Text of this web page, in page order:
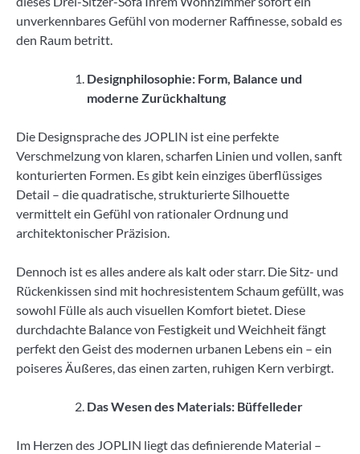
unverkennbares Gefühl von moderner Raffinesse, sobald es
den Raum betritt.
Designphilosophie: Form, Balance und
moderne Zurückhaltung
Die Designsprache des JOPLIN ist eine perfekte
Verschmelzung von klaren, scharfen Linien und vollen, sanft
konturierten Formen. Es gibt kein einziges überflüssiges
Detail – die quadratische, strukturierte Silhouette
vermittelt ein Gefühl von rationaler Ordnung und
architektonischer Präzision.
Dennoch ist es alles andere als kalt oder starr. Die Sitz- und
Rückenkissen sind mit hochresistentem Schaum gefüllt, was
sowohl Fülle als auch visuellen Komfort bietet. Diese
durchdachte Balance von Festigkeit und Weichheit fängt
perfekt den Geist des modernen urbanen Lebens ein – ein
poiseres Äußeres, das einen zarten, ruhigen Kern verbirgt.
Das Wesen des Materials: Büffelleder
Im Herzen des JOPLIN liegt das definierende Material –